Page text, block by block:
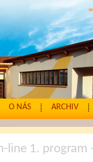
O NÁS ARCHIV
line 1. program